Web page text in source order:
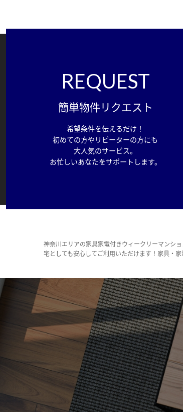
REQUEST
簡単物件リクエスト
希望条件を伝えるだけ！
初めての方やリピーターの方にも
大人気のサービス。
お忙しいあなたをサポートします。
神奈川エリアの家具家電付きウィークリーマンシ
宅としても安心してご利用いただけます！家具・家